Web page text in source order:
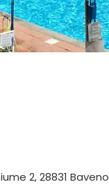
2, 28831